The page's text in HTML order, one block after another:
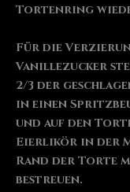
Tortenring
Für die
Vanillezucker
2/3 der
in einen
und auf den
Eierlikör in der
Rand der Torte
bestreuen.